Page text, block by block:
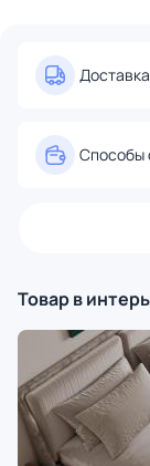
Доставка
Способы
Товар в